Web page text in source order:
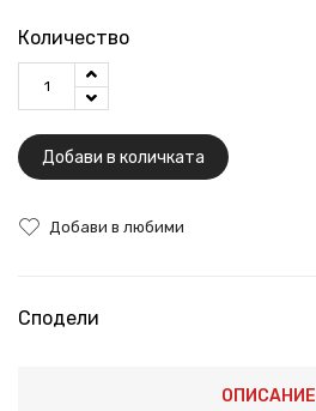
Количество
Добави в количката
Добави в любими
Сподели
ОПИСАНИЕ